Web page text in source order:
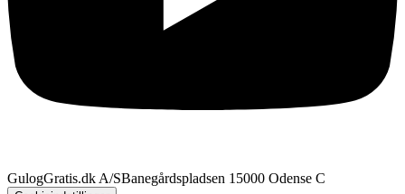
GulogGratis.dk A/SBanegårdspladsen 1 5000 Odense C